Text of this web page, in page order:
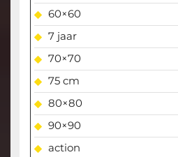
60×60
7 jaar
70×70
75 cm
80×80
90×90
action